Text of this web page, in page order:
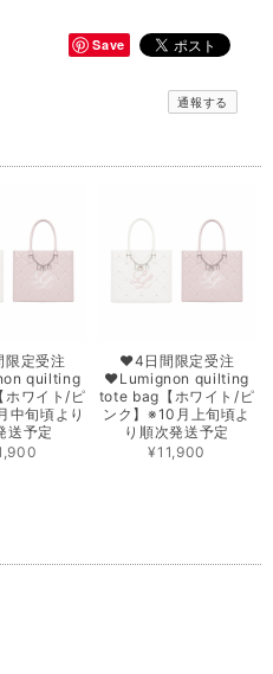
Save
通報する
定受注
quilting
ワイト/ピ
中旬頃より
送予定
♥4日間限定受注
♥Lumignon quilting
tote bag【ホワイト/ピ
ンク】※10月上旬頃よ
り順次発送予定
¥11,900